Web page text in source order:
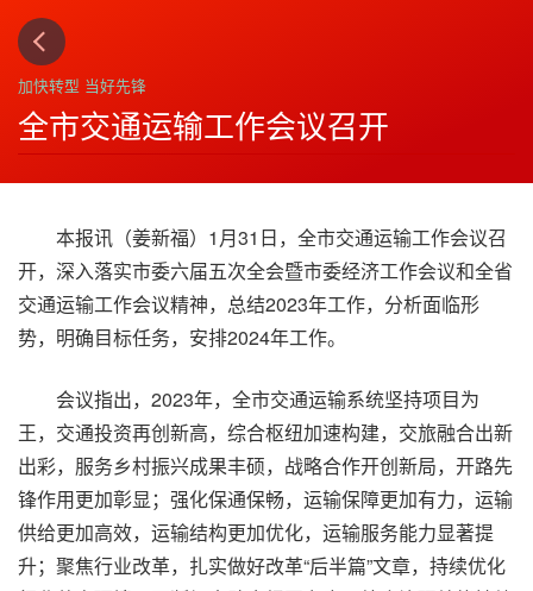
加快转型 当好先锋
全市交通运输工作会议召开
本报讯（姜新福）1月31日，全市交通运输工作会议召
开，深入落实市委六届五次全会暨市委经济工作会议和全省
交通运输工作会议精神，总结2023年工作，分析面临形
势，明确目标任务，安排2024年工作。
会议指出，2023年，全市交通运输系统坚持项目为
王，交通投资再创新高，综合枢纽加速构建，交旅融合出新
出彩，服务乡村振兴成果丰硕，战略合作开创新局，开路先
锋作用更加彰显；强化保通保畅，运输保障更加有力，运输
供给更加高效，运输结构更加优化，运输服务能力显著提
升；聚焦行业改革，扎实做好改革“后半篇”文章，持续优化